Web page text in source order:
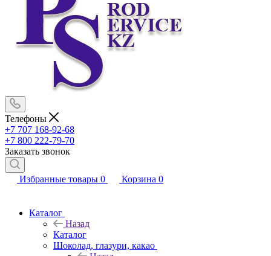
Телефоны
+7 707 168-92-68
+7 800 222-79-70
Заказать звонок
Избранные товары 0 Корзина 0
Каталог
Назад
Каталог
Шоколад, глазури, какао